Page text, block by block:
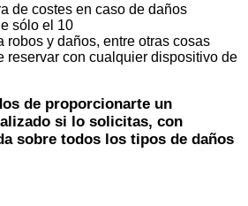
de costes en caso de daños
sólo el 10
robos y daños, entre otras cosas
reservar con cualquier dispositivo de
de proporcionarte un
si lo solicitas, con
sobre todos los tipos de daños